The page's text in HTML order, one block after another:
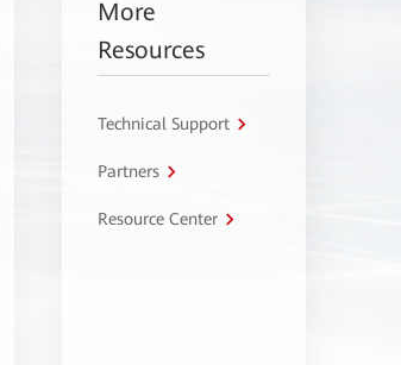
More
Resources
Technical Support
Partners
Resource Center